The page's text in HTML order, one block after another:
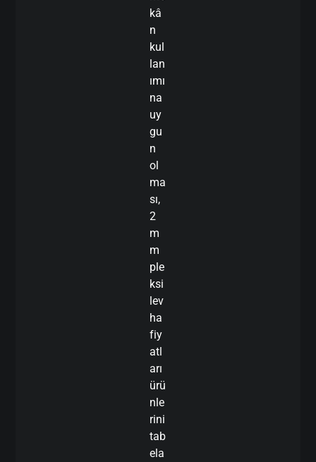
kâ
n
kul
lan
ımı
na
uy
gu
n
ol
ma
sı,
2
m
m
ple
ksi
lev
ha
fiy
atl
arı
ürü
nle
rini
tab
ela